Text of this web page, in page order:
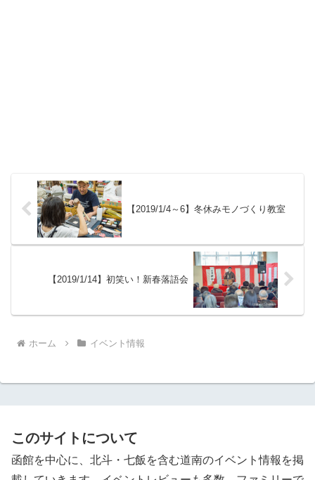
【2019/1/4～6】冬休みモノづくり教室
【2019/1/14】初笑い！新春落語会
ホーム イベント情報
このサイトについて
函館を中心に、北斗・七飯を含む道南のイベント情報を掲